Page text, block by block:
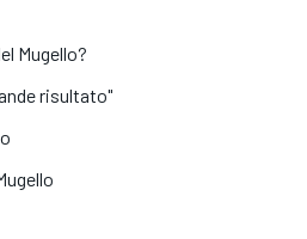
Mugello?
risultato"